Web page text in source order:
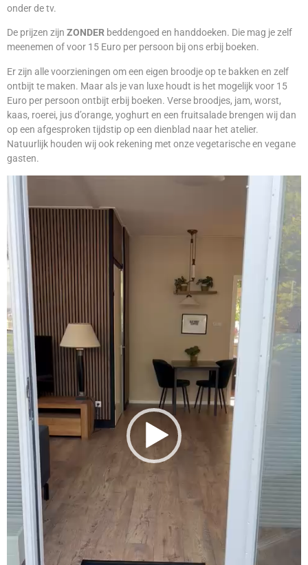
onder de tv.
De prijzen zijn ZONDER beddengoed en handdoeken. Die mag je zelf
meenemen of voor 15 Euro per persoon bij ons erbij boeken.
Er zijn alle voorzieningen om een eigen broodje op te bakken en zelf
ontbijt te maken. Maar als je van luxe houdt is het mogelijk voor 15
Euro per persoon ontbijt erbij boeken. Verse broodjes, jam, worst,
kaas, roerei, jus d’orange, yoghurt en een fruitsalade brengen wij dan
op een afgesproken tijdstip op een dienblad naar het atelier.
Natuurlijk houden wij ook rekening met onze vegetarische en vegane
gasten.